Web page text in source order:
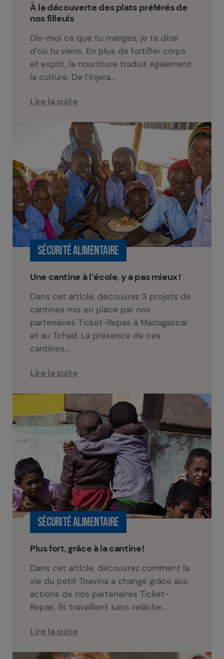
À la découverte des plats préférés de
nos filleuls
Dis-moi ce que tu manges, je te dirai
d’où tu viens. En plus de fortifier corps
et esprit, la nourriture traduit également
la culture. De l’injera…
Lire la suite
SÉCURITÉ ALIMENTAIRE
Une cantine à l’école, y a pas mieux !
Dans cet article, découvrez 3 projets de
cantines mis en place par nos
partenaires Ticket-Repas à Madagascar
et au Tchad. La présence de ces
cantines…
Lire la suite
SÉCURITÉ ALIMENTAIRE
Plus fort, grâce à la cantine !
Dans cet article, découvrez comment la
vie du petit Toavina a changé grâce aux
actions de nos partenaires Ticket-
Repas. Ils travaillent sans relâche…
Lire la suite